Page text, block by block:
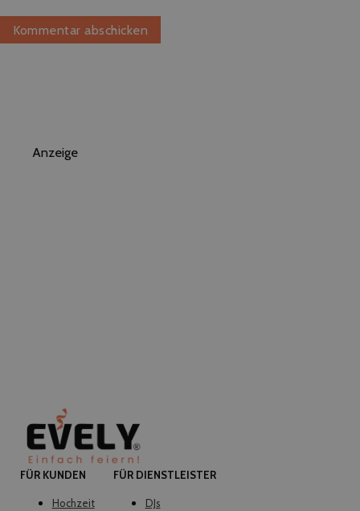
Anzeige
FÜR KUNDEN
Hochzeit
FÜR DIENSTLEISTER
DJs